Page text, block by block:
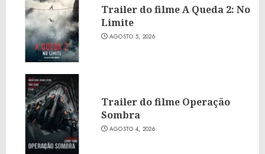
Trailer do filme A Queda 2: No
Limite
AGOSTO 5, 2026
Trailer do filme Operação
Sombra
AGOSTO 4, 2026